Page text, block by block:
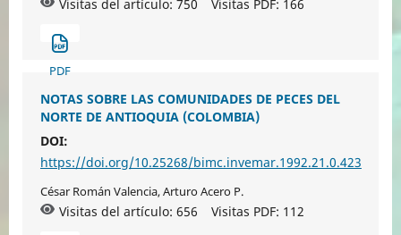
Visitas del artículo: 750 Visitas PDF: 166
PDF
NOTAS SOBRE LAS COMUNIDADES DE PECES DEL
NORTE DE ANTIOQUIA (COLOMBIA)
DOI:
https://doi.org/10.25268/bimc.invemar.1992.21.0.423
César Román Valencia, Arturo Acero P.
Visitas del artículo: 656 Visitas PDF: 112